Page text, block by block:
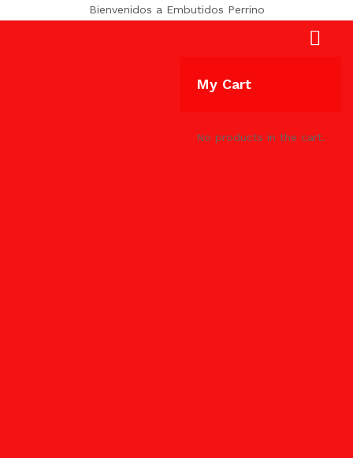
Bienvenidos a Embutidos Perrino
My Cart
No products in the cart.